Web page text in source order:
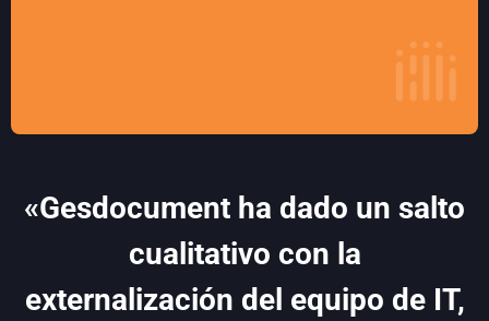
«Gesdocument ha dado un salto
cualitativo con la
externalización del equipo de IT,